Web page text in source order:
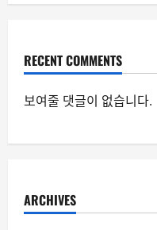
RECENT COMMENTS
보여줄 댓글이 없습니다.
ARCHIVES